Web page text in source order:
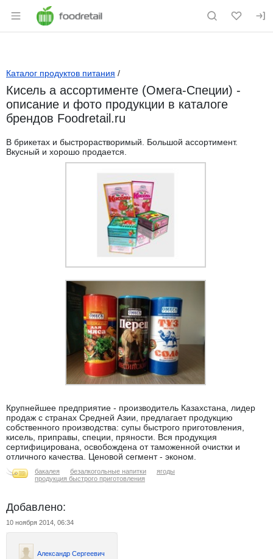
Раздел навигации по сайту
Каталог продуктов питания /
Кисель а ассортименте (Омега-Специи) -
описание и фото продукции в каталоге
брендов Foodretail.ru
В брикетах и быстрорастворимый. Большой ассортимент.
Вкусный и хорошо продается.
Крупнейшее предприятие - производитель Казахстана, лидер
продаж с странах Средней Азии, предлагает продукцию
собственного производства: супы быстрого приготовления,
кисель, приправы, специи, пряности. Вся продукция
сертифицирована, освобождена от таможенной очистки и
отличного качества. Ценовой сегмент - эконом.
бакалея безалкогольные напитки
ягоды
продукция быстрого приготовления
Добавлено:
10 ноября 2014, 06:34
Александр Сергеевич